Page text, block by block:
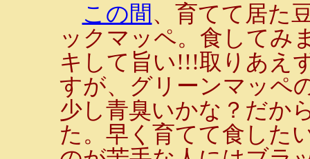
この間、育てて居た
ックマッペ。食してみ
キして旨い!!!取りあえ
すが、グリーンマッペ
少し青臭いかな？だか
た。早く育てて食した